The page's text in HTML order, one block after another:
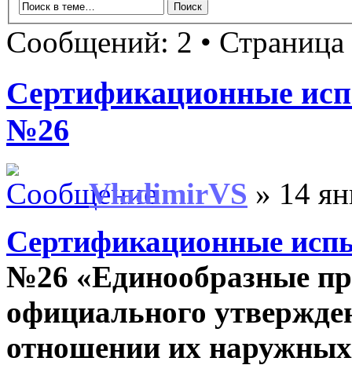
Сообщений: 2 • Страница
Сертификационные
№26
VladimirVS » 14
Сертификационные
№26 «Единообразные
официального
отношении их